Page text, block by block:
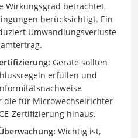
Wirkungsgrad betrachtet,
berücksichtigt. Ein
Umwandlungsverluste
Geräte sollten
erfüllen und
die für Microwechselrichter
Zertifizierung hinaus.
Wichtig ist,